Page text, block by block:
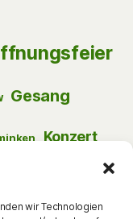
wir Technologien
Gesang
Konzert